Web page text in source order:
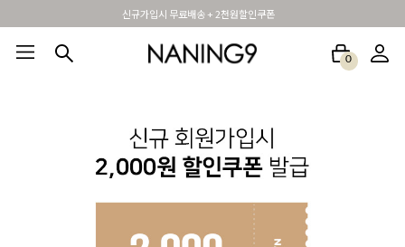
신규가입시 무료배송 + 2천원할인쿠폰
0